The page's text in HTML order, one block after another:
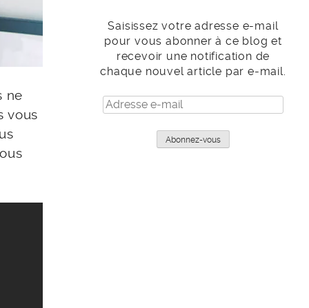
ne
vous
Saisissez votre adresse e-mail
pour vous abonner à ce blog et
recevoir une notification de
chaque nouvel article par e-mail.
Adresse
e-
Abonnez-vous